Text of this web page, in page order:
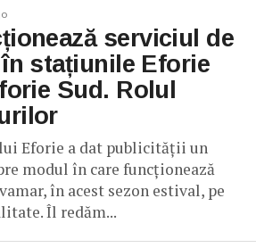
serviciul de
stațiunile Eforie
Sud. Rolul
Eforie a dat publicității un
modul în care funcționează
în acest sezon estival, pe
Îl redăm...